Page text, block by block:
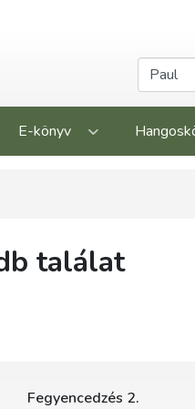
E-könyv
találat
Fegyencedzés 2.